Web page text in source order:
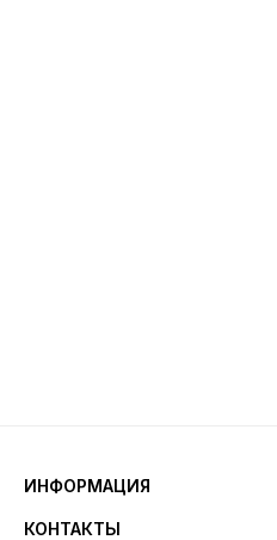
ИНФОРМАЦИЯ
КОНТАКТЫ